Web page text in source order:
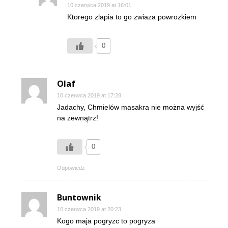
10 czerwca 2019 at 16:01
Ktorego zlapia to go zwiaza powrozkiem
0
Olaf
10 czerwca 2019 at 17:28
Jadachy, Chmielów masakra nie można wyjść
na zewnątrz!
0
Odpowiedz
Buntownik
10 czerwca 2019 at 20:23
Kogo maja pogryzc to pogryza